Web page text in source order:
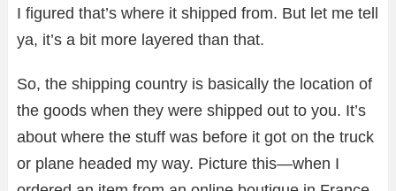
I figured that’s where it shipped from. But let me tell
ya, it’s a bit more layered than that.
So, the shipping country is basically the location of
the goods when they were shipped out to you. It’s
about where the stuff was before it got on the truck
or plane headed my way. Picture this—when I